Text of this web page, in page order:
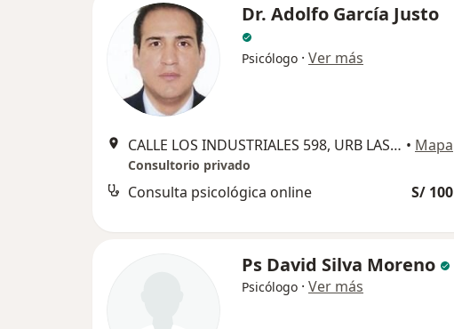
Dr. Adolfo García Justo
Psicólogo · Ver más
CALLE LOS INDUSTRIALES 598, URB LAS ACASIAS - LA MOLINA, La Molina • Mapa
Consultorio privado
Consulta psicológica online S/ 100
Ps David Silva Moreno
Psicólogo · Ver más